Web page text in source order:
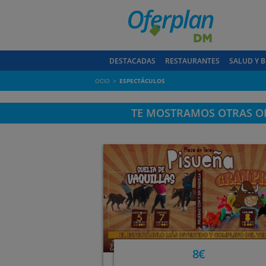
DESTACADAS RESTAURANTES SALUD Y
OCIO ESPECTÁCULOS
TE MOSTRAMOS OTRAS
8€